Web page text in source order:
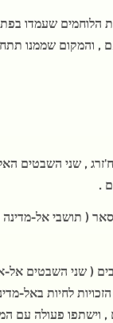
שעמדו
, והמקום שממנו
, שני השבטים
.
( תושבי אל-
שני השבטים אל-
לחיות באל-
, וישתפו פעולה עם